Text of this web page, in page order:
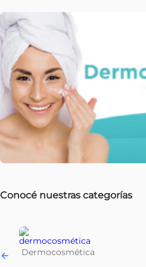
8.
crema corporal
10. protector solar facial
Conocé nuestras categorías
Dermocosmética